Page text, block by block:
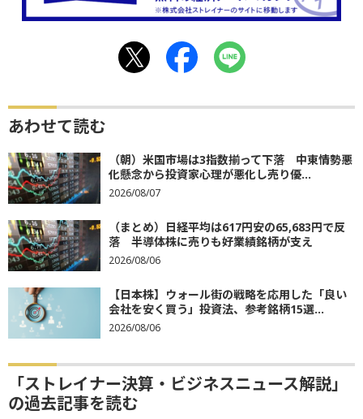
あわせて読む
（朝）米国市場は3指数揃って下落 中東情勢悪
化懸念から投資家心理が悪化し売り優...
2026/08/07
（まとめ）日経平均は617円安の65,683円で反
落 半導体株に売りも好業績銘柄が支え
2026/08/06
【日本株】ウォール街の戦略を応用した「良い
会社を安く買う」投資法、参考銘柄15選...
2026/08/06
「ストレイナー決算・ビジネスニュース解説」
の過去記事を読む